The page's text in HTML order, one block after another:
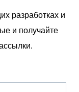
разработках и
и получайте